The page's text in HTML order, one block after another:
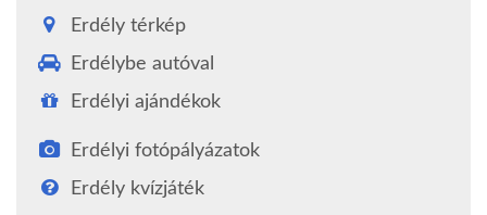
Erdély térkép
Erdélybe autóval
Erdélyi ajándékok
Erdélyi fotópályázatok
Erdély kvízjáték